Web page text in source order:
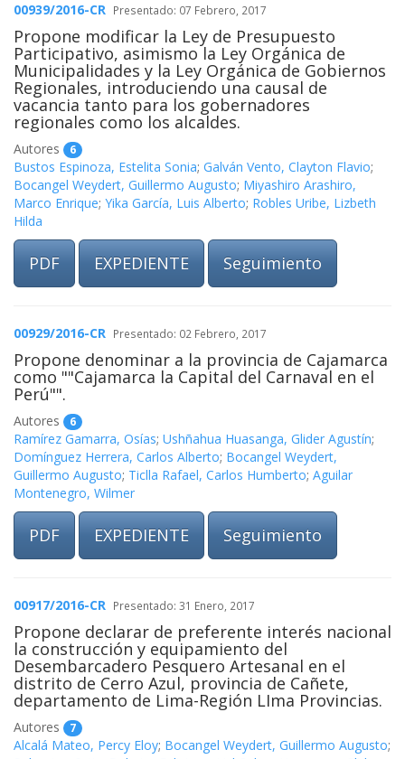
00939/2016-CR Presentado: 07 Febrero, 2017
Propone modificar la Ley de Presupuesto
Participativo, asimismo la Ley Orgánica de
Municipalidades y la Ley Orgánica de Gobiernos
Regionales, introduciendo una causal de
vacancia tanto para los gobernadores
regionales como los alcaldes.
Autores 6
Bustos Espinoza, Estelita Sonia; Galván Vento, Clayton Flavio;
Bocangel Weydert, Guillermo Augusto; Miyashiro Arashiro,
Marco Enrique; Yika García, Luis Alberto; Robles Uribe, Lizbeth
Hilda
PDF EXPEDIENTE Seguimiento
00929/2016-CR Presentado: 02 Febrero, 2017
Propone denominar a la provincia de Cajamarca
como ""Cajamarca la Capital del Carnaval en el
Perú"".
Autores 6
Ramírez Gamarra, Osías; Ushñahua Huasanga, Glider Agustín;
Domínguez Herrera, Carlos Alberto; Bocangel Weydert,
Guillermo Augusto; Ticlla Rafael, Carlos Humberto; Aguilar
Montenegro, Wilmer
PDF EXPEDIENTE Seguimiento
00917/2016-CR Presentado: 31 Enero, 2017
Propone declarar de preferente interés nacional
la construcción y equipamiento del
Desembarcadero Pesquero Artesanal en el
distrito de Cerro Azul, provincia de Cañete,
departamento de Lima-Región LIma Provincias.
Autores 7
Alcalá Mateo, Percy Eloy; Bocangel Weydert, Guillermo Augusto;